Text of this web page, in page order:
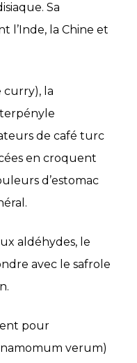
Sa
l’Inde, la Chine et
curry), la
de café turc
en croquent
d’estomac
aldéhydes, le
avec le safrole
pour
verum)